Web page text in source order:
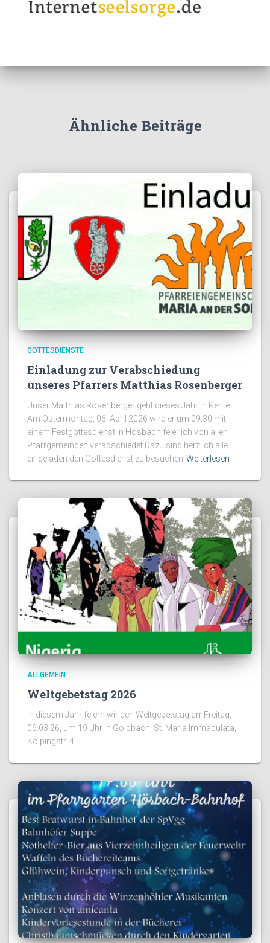
Ähnliche Beiträge
GOTTESDIENSTE
Einladung zur Verabschiedung
unseres Pfarrers Matthias Rosenberger
Unser Matthias Rosenberger geht dieses Jahr in Rente.
Am Ostermontag, 06. April 2026 wird er um 09:30 mit
einem Festgottesdienst in Hösbach feierlich von allen
Pfarrgemeinden verabschiedet.Dazu sind herzlich alle
eingeladen den Gottesdienst zu besuchen Weiterlesen
ALLGEMEIN
Weltgebetstag 2026
In diesem Jahr feiern wir den Weltgebetstag amFreitag,
06.03.26, um 19 Uhr in Goldbach, St. Maria Immaculata,
Kolpingstr. 4